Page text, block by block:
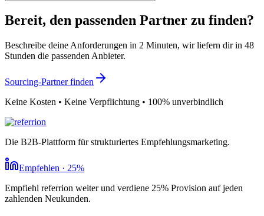
Bereit, den passenden Partner zu finden?
Beschreibe deine Anforderungen in 2 Minuten, wir liefern dir in 48
Stunden die passenden Anbieter.
Sourcing-Partner finden
Keine Kosten • Keine Verpflichtung • 100% unverbindlich
Die B2B-Plattform für strukturiertes Empfehlungsmarketing.
Empfehlen · 25%
Empfiehl referrion weiter und verdiene 25% Provision auf jeden
zahlenden Neukunden.